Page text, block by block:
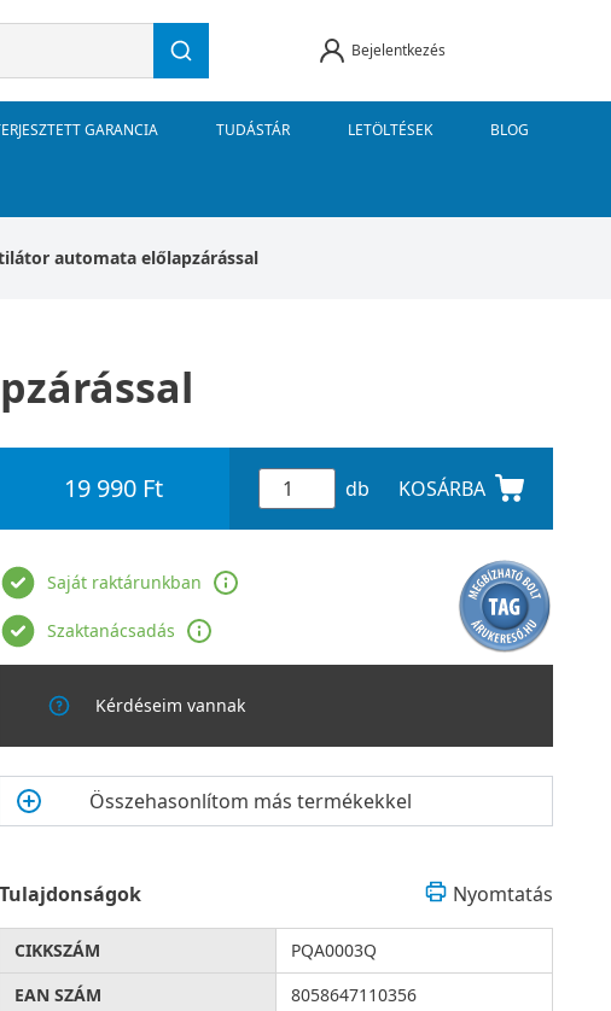
Bejelentkezés
GARANCIA TUDÁSTÁR LETÖLTÉSEK BLOG
automata előlapzárással
19 990 Ft db KOSÁRBA
Saját raktárunkban
Szaktanácsadás
Kérdéseim vannak
Összehasonlítom más termékekkel
Tulajdonságok Nyomtatás
CIKKSZÁM
PQA0003Q
EAN SZÁM
8058647110356